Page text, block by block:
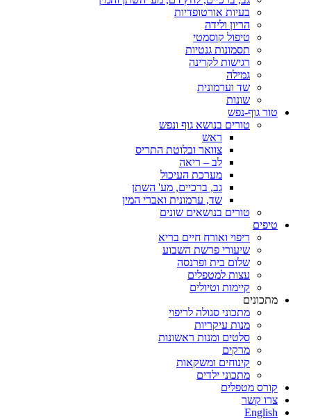
בעיות אורטופדיות
הריון ולידה
טיפול קוסמטי
תסמונות גנטיות
רגישות לקרינה
גמילה
שד וערמונית
שונות
טור גוף-נפש
טורים בנושא גוף ונפש
ראש
צוואר ובלוטת התריס
לב – ריאה
מערכת העיכול
גב, ברכיים, מע' השתן
שד, ערמונית ואברי המין
טורים בנושאים שונים
טיפים
ריפוי ואורח חיים בריא
שיעורי פרשת השבוע
שלום בית ופרנסה
עצות למטפלים
קיימות וטיולים
מתכונים
מתכוני סגולה לריפוי
מנות עיקריות
סלטים ומנות ראשונות
מרקים
קינוחים ומשקאות
מתכוני ילדים
קורס מטפלים
צרו קשר
English